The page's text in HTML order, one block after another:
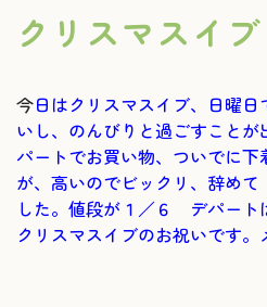
クリスマスイブ
今日はクリスマスイブ、日曜
いし、のんびりと過ごすこと
パートでお買い物、ついでに
が、高いのでビックリ、辞め
した。値段が１／６ デパー
クリスマスイブのお祝いです。